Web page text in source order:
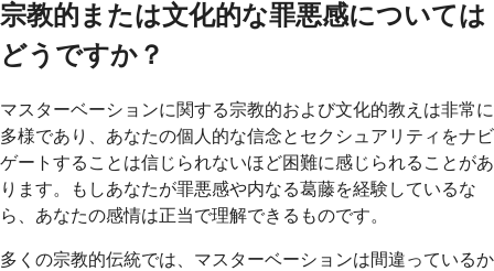
宗教的または文化的な罪悪感については
どうですか？
マスターベーションに関する宗教的および文化的教えは非常に
多様であり、あなたの個人的な信念とセクシュアリティをナビ
ゲートすることは信じられないほど困難に感じられることがあ
ります。もしあなたが罪悪感や内なる葛藤を経験しているな
ら、あなたの感情は正当で理解できるものです。
多くの宗教的伝統では、マスターベーションは間違っているか